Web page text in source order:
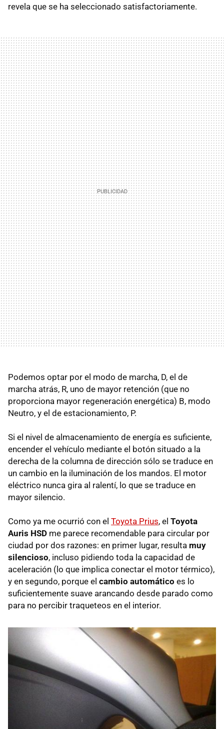
revela que se ha seleccionado satisfactoriamente.
Podemos optar por el modo de marcha, D, el de
marcha atrás, R, uno de mayor retención (que no
proporciona mayor regeneración energética) B, modo
Neutro, y el de estacionamiento, P.
Si el nivel de almacenamiento de energía es suficiente,
encender el vehículo mediante el botón situado a la
derecha de la columna de dirección sólo se traduce en
un cambio en la iluminación de los mandos. El motor
eléctrico nunca gira al ralentí, lo que se traduce en
mayor silencio.
Como ya me ocurrió con el Toyota Prius, el Toyota
Auris HSD me parece recomendable para circular por
ciudad por dos razones: en primer lugar, resulta muy
silencioso, incluso pidiendo toda la capacidad de
aceleración (lo que implica conectar el motor térmico),
y en segundo, porque el cambio automático es lo
suficientemente suave arancando desde parado como
para no percibir traqueteos en el interior.